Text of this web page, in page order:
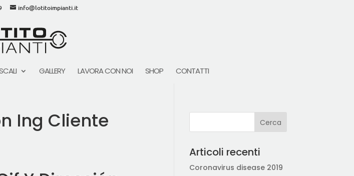
info@lotitoimpianti.it
GALLERY LAVORA CON NOI SHOP CONTATTI
Ing Cliente
Articoli recenti
Coronavirus disease 2019